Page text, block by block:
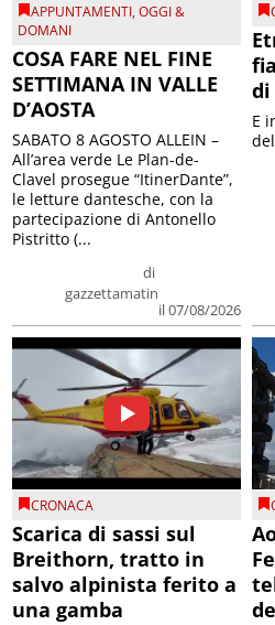
APPUNTAMENTI,OGGI &
DOMANI
COSA FARE NEL FINE
SETTIMANA IN VALLE
D’AOSTA
di
gazzettamatin
il 07/08/2026
SABATO 8 AGOSTO ALLEIN –
All’area verde Le Plan-de-
Clavel prosegue “ItinerDante”,
le letture dantesche, con la
partecipazione di Antonello
Pistritto (...
di
E
CRONACA
Scarica di sassi sul
Breithorn, tratto in
salvo alpinista ferito a
una gamba